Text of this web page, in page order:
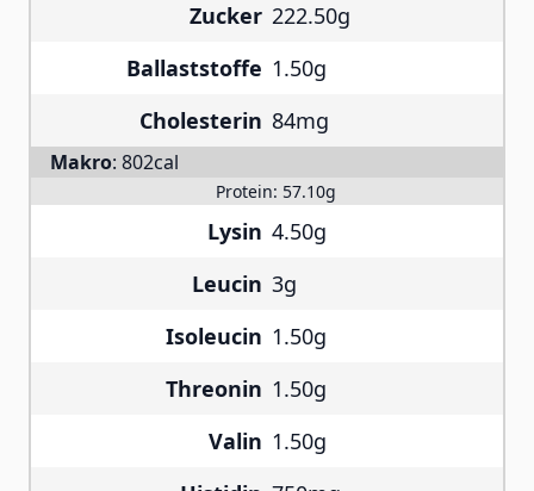
Zucker 222.50g
Ballaststoffe 1.50g
Cholesterin 84mg
Makro: 802cal
Protein: 57.10g
Lysin 4.50g
Leucin 3g
Isoleucin 1.50g
Threonin 1.50g
Valin 1.50g